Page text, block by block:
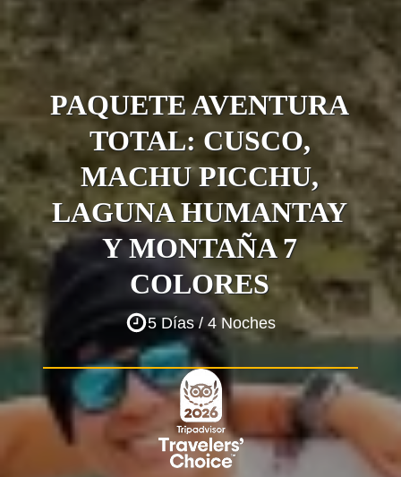
PAQUETE AVENTURA
TOTAL: CUSCO,
MACHU PICCHU,
LAGUNA HUMANTAY
Y MONTAÑA 7
COLORES
5 Días / 4 Noches